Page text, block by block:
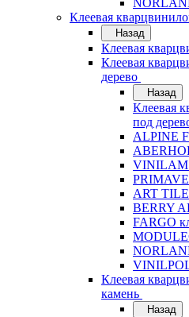
Клеевая
Назад
Клеевая
Клеевая
дерево
Назад
Клеевая
под
ALPINE
VINILAM
ART TILE
BERRY
FARGO
VINILPOL
Клеевая
камень
Назад